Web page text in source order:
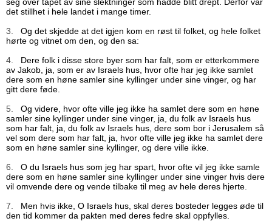
det stillhet i hele landet i mange timer.
3.
Og det skjedde at det igjen kom en røst til folket, og hele folket
hørte og vitnet om den, og den sa:
4.
Dere folk i disse store byer som har falt, som er etterkommere
av Jakob, ja, som er av Israels hus, hvor ofte har jeg ikke samlet
dere som en høne samler sine kyllinger under sine vinger, og har
gitt dere føde.
5.
Og videre, hvor ofte ville jeg ikke ha samlet dere som en høne
samler sine kyllinger under sine vinger, ja, du folk av Israels hus
som har falt, ja, du folk av Israels hus, dere som bor i Jerusalem så
vel som dere som har falt, ja, hvor ofte ville jeg ikke ha samlet dere
som en høne samler sine kyllinger, og dere ville ikke.
6.
O du Israels hus som jeg har spart, hvor ofte vil jeg ikke samle
dere som en høne samler sine kyllinger under sine vinger hvis dere
vil omvende dere og vende tilbake til meg av hele deres hjerte.
7.
Men hvis ikke, O Israels hus, skal deres bosteder legges øde til
den tid kommer da pakten med deres fedre skal oppfylles.